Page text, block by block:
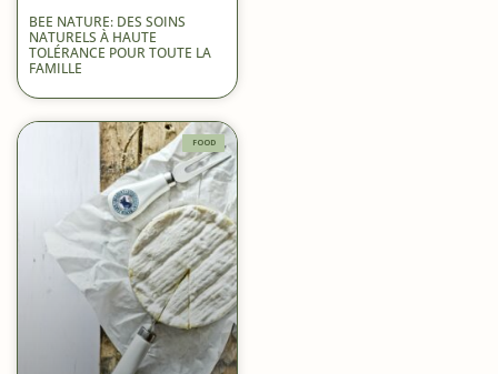
BEE NATURE: DES SOINS
NATURELS À HAUTE
TOLÉRANCE POUR TOUTE LA
FAMILLE
FOOD